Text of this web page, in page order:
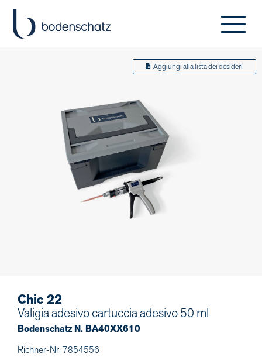
Aggiungi alla lista dei desideri
Chic 22
Valigia adesivo cartuccia adesivo 50 ml
Bodenschatz N. BA40XX610
Richner-Nr. 7854556